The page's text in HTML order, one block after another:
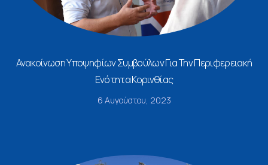
Ανακοίνωση Υποψηφίων Συμβούλων Για Την Περιφερειακή
Ενότητα Κορινθίας
6 Αυγούστου, 2023